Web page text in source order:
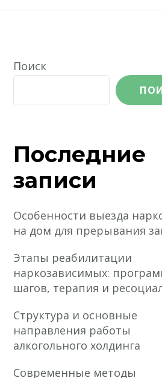
Поиск
Последние
записи
Особенности выезда
на дом для прерывания
Этапы реабилитации
наркозависимых:
шагов, терапия и
Структура и основные
направления работы
алкогольного холдинга
Современные методы